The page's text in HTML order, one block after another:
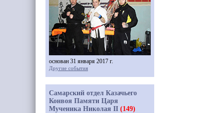
основан 31 января 2017 г.
Другие события
Самарский отдел Казачьего
Конвоя Памяти Царя
Мученика Николая II (149)